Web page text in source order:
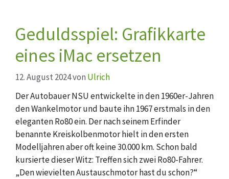
Geduldsspiel: Grafikkarte
eines iMac ersetzen
12. August 2024von Ulrich
Der Autobauer NSU entwickelte in den 1960er-Jahren
den Wankelmotor und baute ihn 1967 erstmals in den
eleganten Ro80 ein. Der nach seinem Erfinder
benannte Kreiskolbenmotor hielt in den ersten
Modelljahren aber oft keine 30.000 km. Schon bald
kursierte dieser Witz: Treffen sich zwei Ro80-Fahrer.
„Den wievielten Austauschmotor hast du schon?“